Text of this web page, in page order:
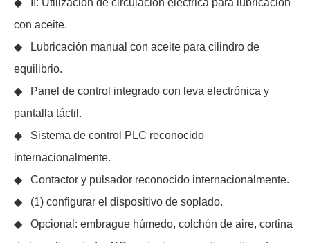
◆ II: Utilización de circulación eléctrica para lubricación
con aceite.
◆ Lubricación manual con aceite para cilindro de
equilibrio.
◆ Panel de control integrado con leva electrónica y
pantalla táctil.
◆ Sistema de control PLC reconocido
internacionalmente.
◆ Contactor y pulsador reconocido internacionalmente.
◆ (1) configurar el dispositivo de soplado.
◆ Opcional: embrague húmedo, colchón de aire, cortina